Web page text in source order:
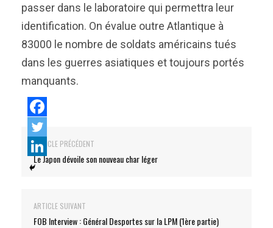
passer dans le laboratoire qui permettra leur
identification. On évalue outre Atlantique à
83000 le nombre de soldats américains tués
dans les guerres asiatiques et toujours portés
manquants.
ARTICLE PRÉCÉDENT
Le Japon dévoile son nouveau char léger
ARTICLE SUIVANT
FOB Interview : Général Desportes sur la LPM (1ère partie)